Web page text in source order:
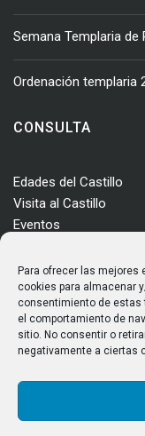
Para ofrecer las
cookies para almacenar
consentimiento de estas
el comportamiento de
sitio. No consentir o
negativamente a ciertas
Semana Templaria de
Ordenación templaria
CONSULTA
Edades del Castillo
Visita al Castillo
Eventos
Enclave
Más información
Consultas
Horarios y tarifas